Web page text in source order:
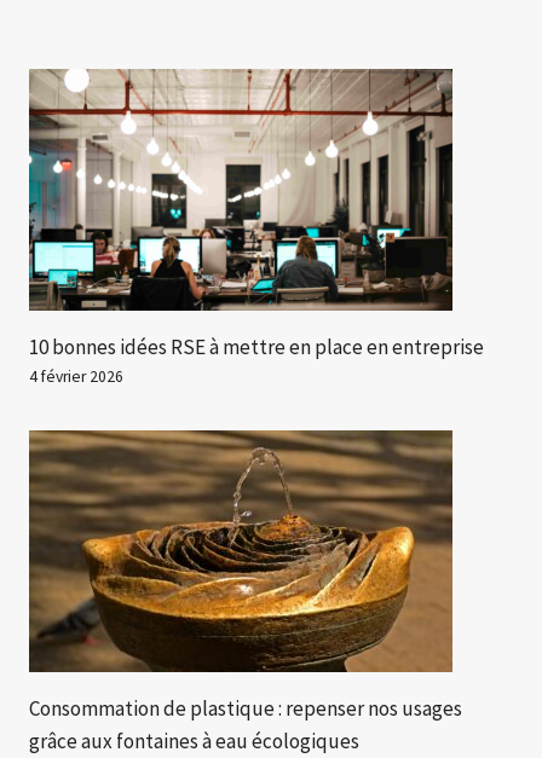
10 bonnes idées RSE à mettre en place en entreprise
4 février 2026
Consommation de plastique : repenser nos usages
grâce aux fontaines à eau écologiques